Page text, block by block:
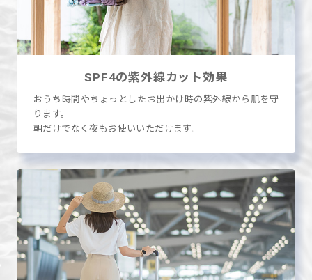
SPF4の紫外線カット効果
おうち時間やちょっとしたお出かけ時の紫外線から肌を守
ります。
朝だけでなく夜もお使いいただけます。